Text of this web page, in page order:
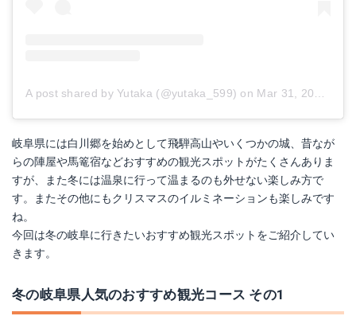
A post shared by Yutaka (@yutaka_599) on Mar 31, 2017 at 7:50am PDT
岐阜県には白川郷を始めとして飛騨高山やいくつかの城、昔なが
らの陣屋や馬篭宿などおすすめの観光スポットがたくさんありま
すが、また冬には温泉に行って温まるのも外せない楽しみ方で
す。またその他にもクリスマスのイルミネーションも楽しみです
ね。
今回は冬の岐阜に行きたいおすすめ観光スポットをご紹介してい
きます。
冬の岐阜県人気のおすすめ観光コース その1